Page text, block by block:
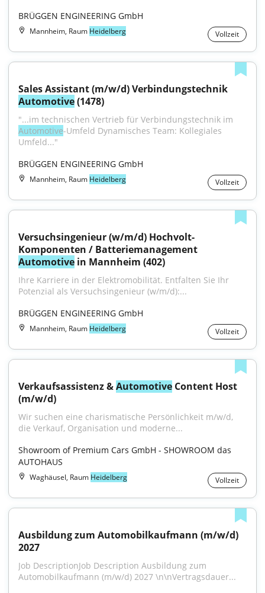
BRÜGGEN ENGINEERING GmbH
Mannheim, Raum Heidelberg Vollzeit
Automotive (1478)
Automotive-Umfeld Dynamisches Team: Kollegiales
Umfeld..."
BRÜGGEN ENGINEERING GmbH
Mannheim, Raum Heidelberg Vollzeit
Versuchsingenieur (w/m/d) Hochvolt-
Automotive in Mannheim (402)
Ihre Karriere in der Elektromobilität. Entfalten Sie Ihr
Potenzial als Versuchsingenieur (w/m/d):...
BRÜGGEN ENGINEERING GmbH
Mannheim, Raum Heidelberg Vollzeit
Verkaufsassistenz & Automotive Content Host
(m/w/d)
Wir suchen eine charismatische Persönlichkeit m/w/d,
die Verkauf, Organisation und moderne...
Showroom of Premium Cars GmbH - SHOWROOM das
AUTOHAUS
Waghäusel, Raum Heidelberg Vollzeit
Ausbildung zum Automobilkaufmann (m/w/d)
2027
Job DescriptionJob Description Ausbildung zum
Automobilkaufmann (m/w/d) 2027 \n\nVertragsdauer...